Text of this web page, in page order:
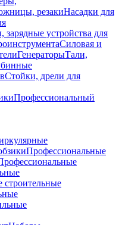
резакиНасадки для
зарядные устройства для
Силовая и
ГенераторыТали,
Стойки, дрели для
Профессиональный
Профессиональные
строительные